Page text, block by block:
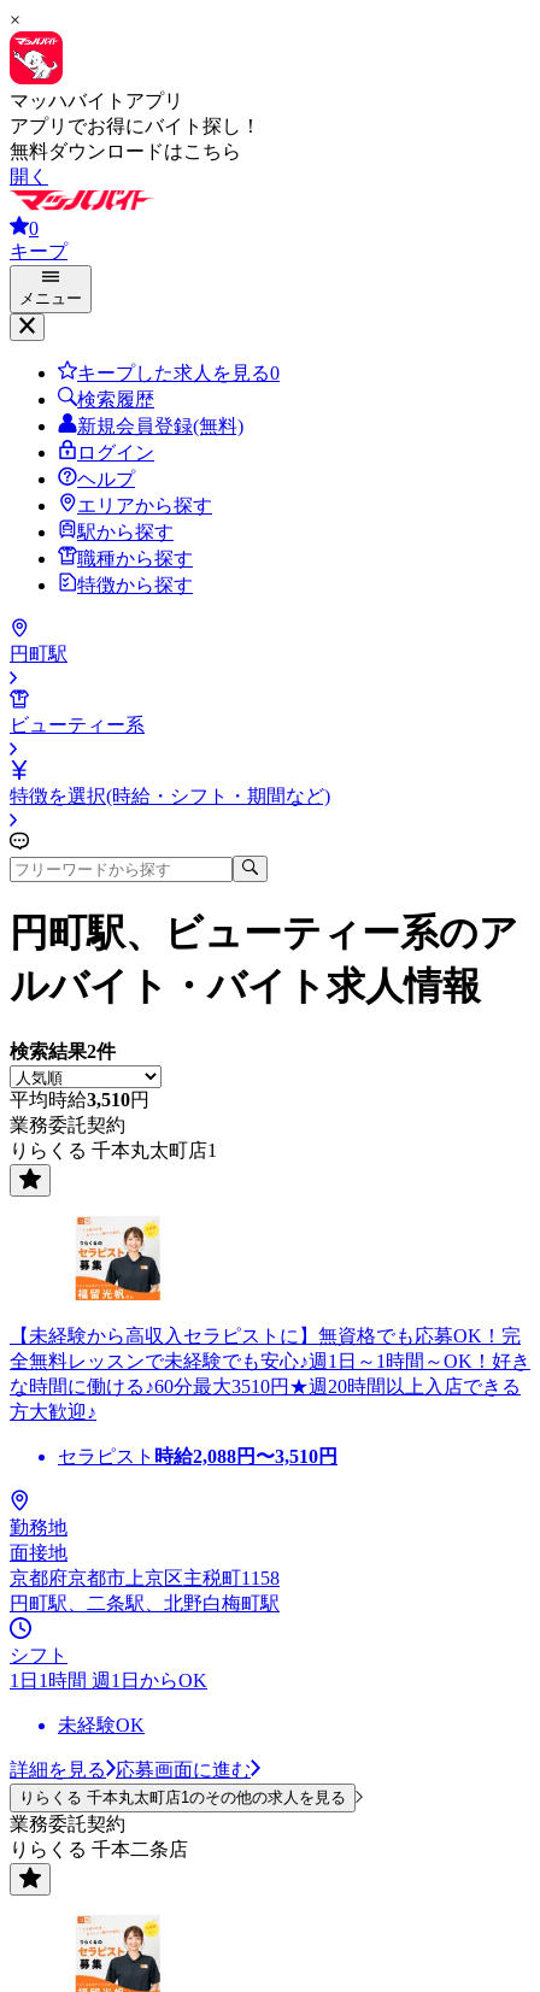
×
マッハバイトアプリ
アプリでお得にバイト探し！
無料ダウンロードはこちら
開く
0
キープ
メニュー
キープした求人を見る0
検索履歴
新規会員登録(無料)
ログイン
ヘルプ
エリアから探す
駅から探す
職種から探す
特徴から探す
円町駅
ビューティー系
特徴を選択(時給・シフト・期間など)
円町駅、ビューティー系のア
ルバイト・バイト求人情報
検索結果2件
平均時給3,510円
業務委託契約
りらくる 千本丸太町店1
【未経験から高収入セラピストに】無資格でも応募OK！完
全無料レッスンで未経験でも安心♪週1日～1時間～OK！好き
な時間に働ける♪60分最大3510円★週20時間以上入店できる
方大歓迎♪
セラピスト 時給2,088円〜3,510円
勤務地
面接地
京都府京都市上京区主税町1158
円町駅、二条駅、北野白梅町駅
シフト
1日1時間 週1日からOK
未経験OK
詳細を見る 応募画面に進む
りらくる 千本丸太町店1のその他の求人を見る
業務委託契約
りらくる 千本二条店